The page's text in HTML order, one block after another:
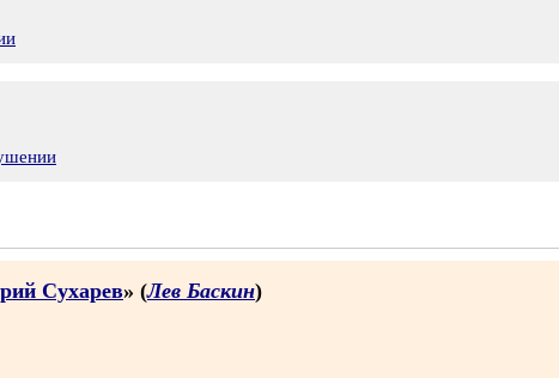
Сухарев» (Лев Баскин)